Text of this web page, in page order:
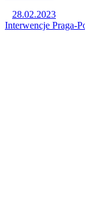
28.02.2023
Interwencje Praga-